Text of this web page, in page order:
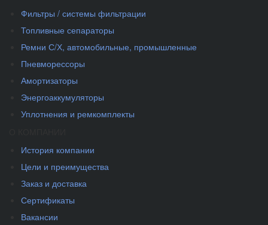
Фильтры / системы фильтрации
Топливные сепараторы
Ремни С/Х, автомобильные, промышленные
Пневморессоры
Амортизаторы
Энергоаккумуляторы
Уплотнения и ремкомплекты
История компании
Цели и преимущества
Заказ и доставка
Сертификаты
Вакансии